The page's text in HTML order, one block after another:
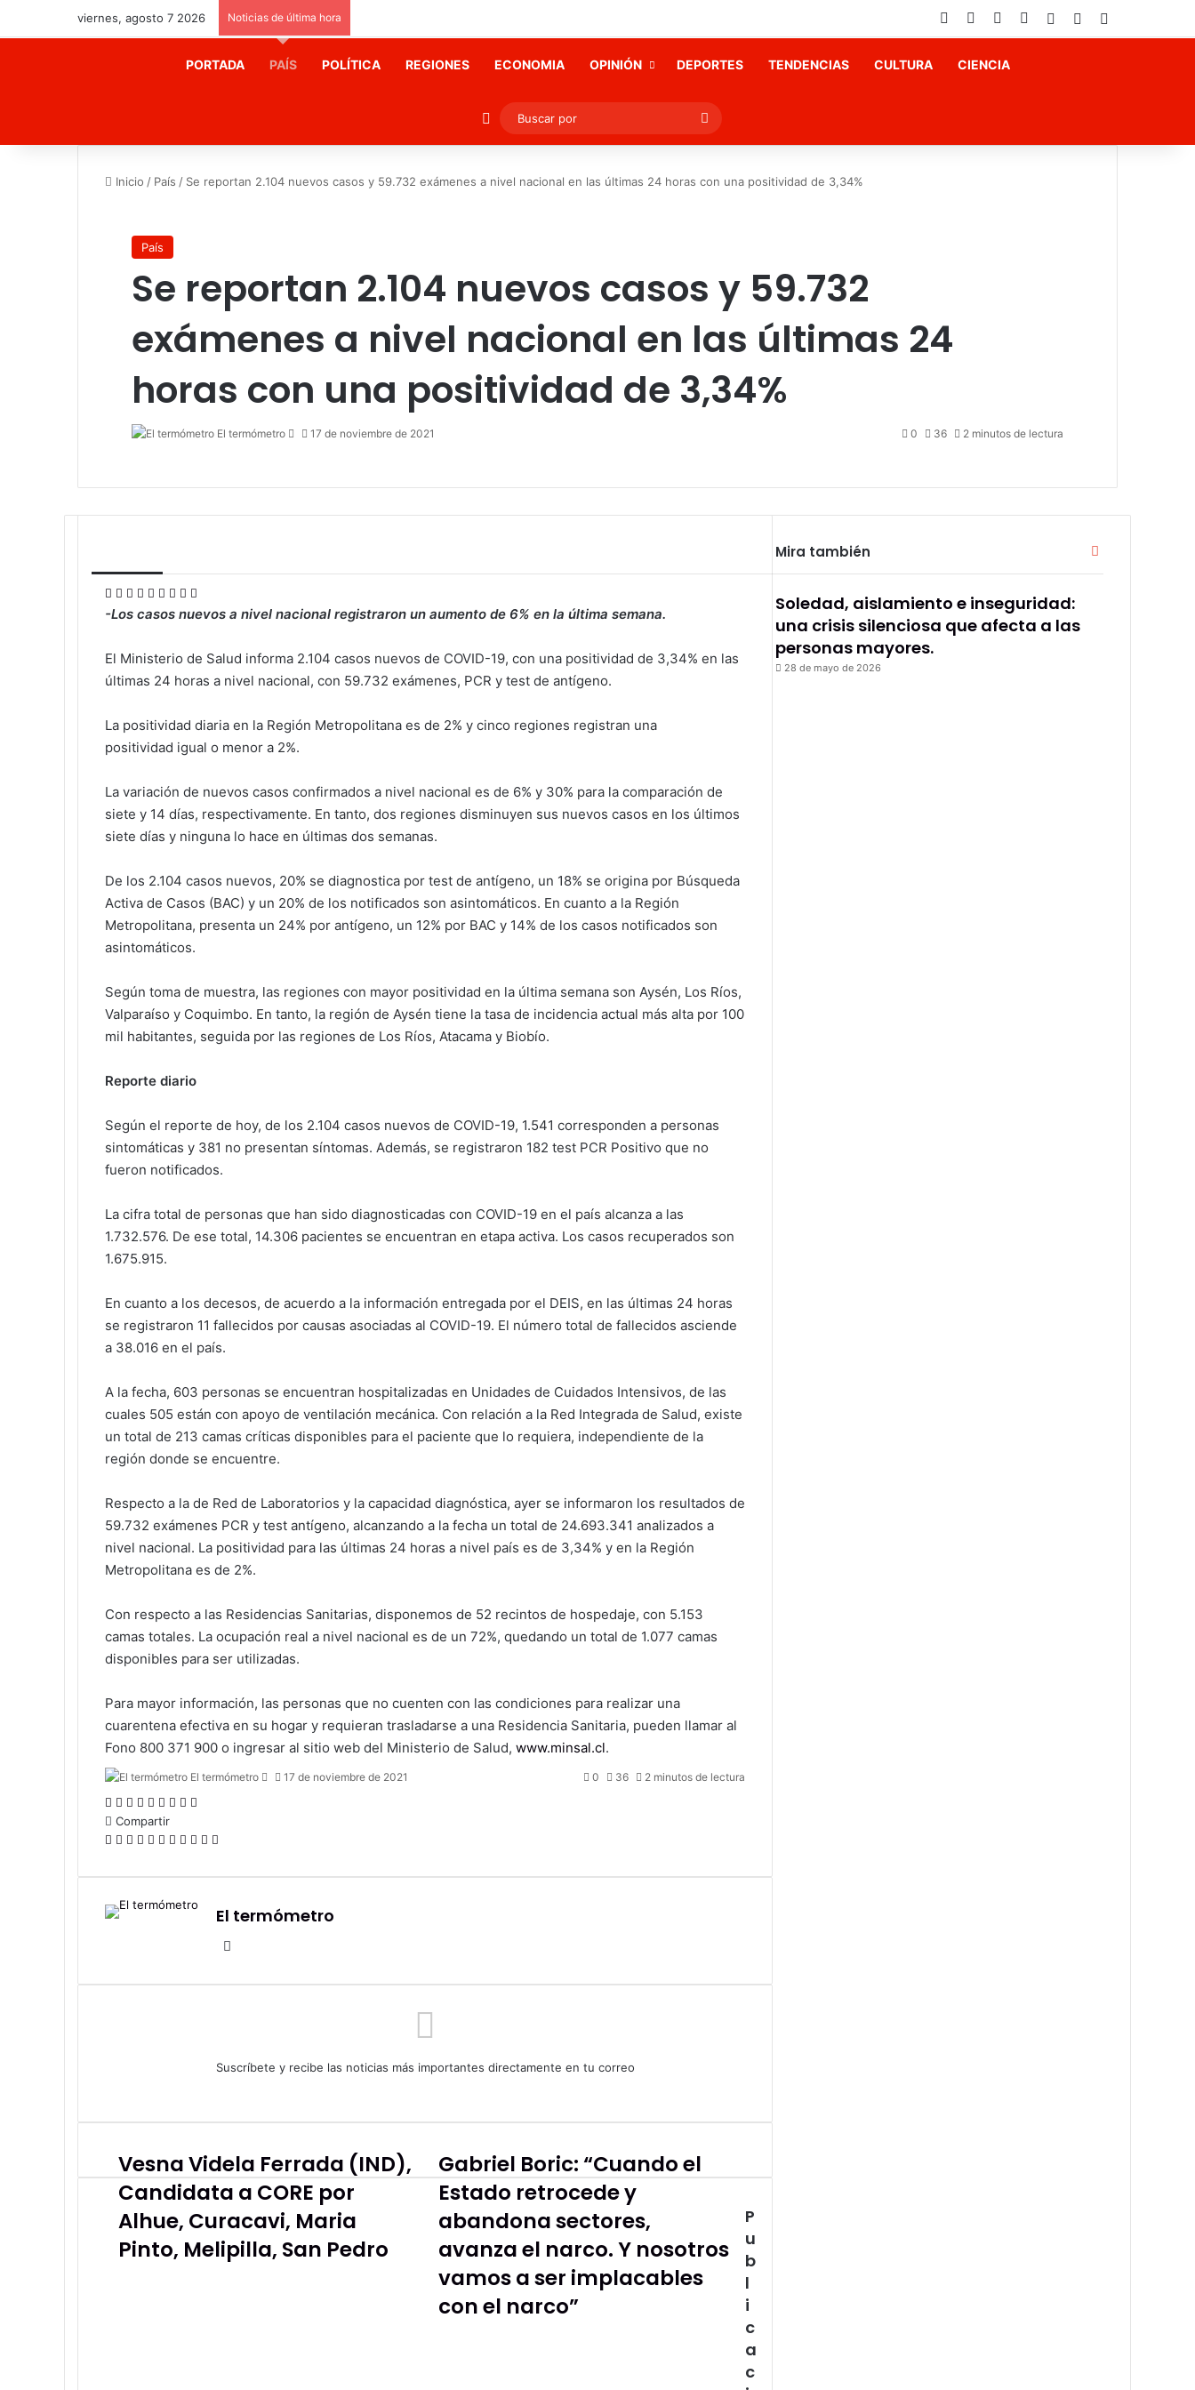
viernes, agosto 7 2026 Noticias de última hora Facebook YouTubeInstagramAccesoPublicación al
PORTADA PAÍS POLÍTICA REGIONES ECONOMIA OPINIÓN DEPORTES TENDENCIAS CULTURA CIENCIA
Publicación al azar
Buscar
por
Inicio / País / Se reportan 2.104 nuevos casos y 59.732 exámenes a nivel nacional en las últimas 24 horas con una positividad de 3,34%
País
Se reportan 2.104 nuevos casos y 59.732
exámenes a nivel nacional en las últimas 24
horas con una positividad de 3,34%
El termómetro
Send17 de noviembre de 2021 0 36 2 minutos de lectura
Facebook
X LinkedIn
Tumblr
Pinterest
Reddit
VKontakte
Odnoklassniki
-Los casos nuevos a nivel nacional registraron un aumento de 6% en la última semana.
El Ministerio de Salud informa 2.104 casos nuevos de COVID-19, con una positividad de 3,34% en las
últimas 24 horas a nivel nacional, con 59.732 exámenes, PCR y test de antígeno.
La positividad diaria en la Región Metropolitana es de 2% y cinco regiones registran una
positividad igual o menor a 2%.
La variación de nuevos casos confirmados a nivel nacional es de 6% y 30% para la comparación de
siete y 14 días, respectivamente. En tanto, dos regiones disminuyen sus nuevos casos en los últimos
siete días y ninguna lo hace en últimas dos semanas.
De los 2.104 casos nuevos, 20% se diagnostica por test de antígeno, un 18% se origina por Búsqueda
Activa de Casos (BAC) y un 20% de los notificados son asintomáticos. En cuanto a la Región
Metropolitana, presenta un 24% por antígeno, un 12% por BAC y 14% de los casos notificados son
asintomáticos.
Según toma de muestra, las regiones con mayor positividad en la última semana son Aysén, Los Ríos,
Valparaíso y Coquimbo. En tanto, la región de Aysén tiene la tasa de incidencia actual más alta por 100
mil habitantes, seguida por las regiones de Los Ríos, Atacama y Biobío.
Reporte diario
Según el reporte de hoy, de los 2.104 casos nuevos de COVID-19, 1.541 corresponden a personas
sintomáticas y 381 no presentan síntomas. Además, se registraron 182 test PCR Positivo que no
fueron notificados.
La cifra total de personas que han sido diagnosticadas con COVID-19 en el país alcanza a las
1.732.576. De ese total, 14.306 pacientes se encuentran en etapa activa. Los casos recuperados son
1.675.915.
En cuanto a los decesos, de acuerdo a la información entregada por el DEIS, en las últimas 24 horas
se registraron 11 fallecidos por causas asociadas al COVID-19. El número total de fallecidos asciende
a 38.016 en el país.
A la fecha, 603 personas se encuentran hospitalizadas en Unidades de Cuidados Intensivos, de las
cuales 505 están con apoyo de ventilación mecánica. Con relación a la Red Integrada de Salud, existe
un total de 213 camas críticas disponibles para el paciente que lo requiera, independiente de la
región donde se encuentre.
Respecto a la de Red de Laboratorios y la capacidad diagnóstica, ayer se informaron los resultados de
59.732 exámenes PCR y test antígeno, alcanzando a la fecha un total de 24.693.341 analizados a
nivel nacional. La positividad para las últimas 24 horas a nivel país es de 3,34% y en la Región
Metropolitana es de 2%.
Con respecto a las Residencias Sanitarias, disponemos de 52 recintos de hospedaje, con 5.153
camas totales. La ocupación real a nivel nacional es de un 72%, quedando un total de 1.077 camas
disponibles para ser utilizadas.
Para mayor información, las personas que no cuenten con las condiciones para realizar una
cuarentena efectiva en su hogar y requieran trasladarse a una Residencia Sanitaria, pueden llamar al
Fono 800 371 900 o ingresar al sitio web del Ministerio de Salud, www.minsal.cl.
El termómetro
Send17 de noviembre de 2021 0 36 2 minutos de lectura
Facebook
X LinkedIn
Tumblr
Pinterest
Reddit
VKontakte
Odnoklassniki
Compartir
Facebook
X LinkedIn
Tumblr
Pinterest
Reddit
VKontakte
Odnoklassniki
Pocket
Compartir
correo
El termómetro
Suscríbete y recibe las noticias más importantes directamente en tu correo
Vesna
Videla
Ferrada
(IND),
Candidata
a
Vesna Videla Ferrada (IND),
Candidata a CORE por
Alhue, Curacavi, Maria
Pinto, Melipilla, San Pedro
Gabriel
Boric:
“Cuando
el
Estado
retrocede
abandona
sectores,
Gabriel Boric: “Cuando el
Estado retrocede y
abandona sectores,
avanza el narco. Y nosotros
vamos a ser implacables
con el narco”
P
u
b
l
i
c
a
c
Mira también Cerrar
Soledad, aislamiento e inseguridad:
una crisis silenciosa que afecta a las
personas mayores.
28 de mayo de 2026